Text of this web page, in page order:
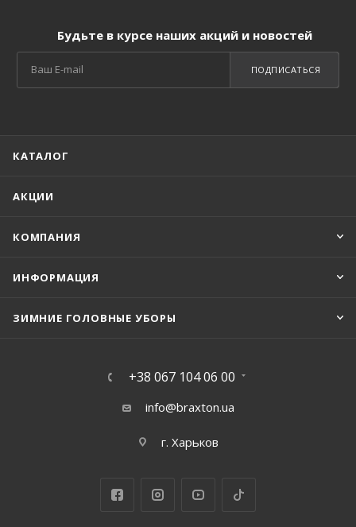
Будьте в курсе наших акций и новостей
ПОДПИСАТЬСЯ
КАТАЛОГ
АКЦИИ
КОМПАНИЯ
ИНФОРМАЦИЯ
ЗИМНИЕ ГОЛОВНЫЕ УБОРЫ
+38 067 104 06 00
info@braxton.ua
г. Харьков